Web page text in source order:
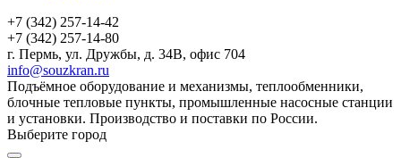
+7 (342) 257-14-42
+7 (342) 257-14-80
г. Пермь, ул. Дружбы, д. 34В, офис 704
info@souzkran.ru
Подъёмное оборудование и механизмы, теплообменники,
блочные тепловые пункты, промышленные насосные станции
и установки. Производство и поставки по России.
Выберите город